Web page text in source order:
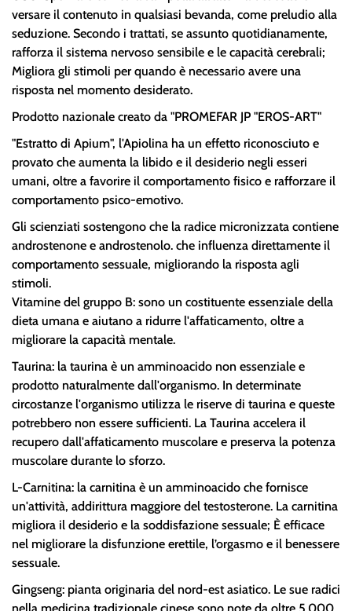
versare il contenuto in qualsiasi bevanda, come preludio alla
seduzione. Secondo i trattati, se assunto quotidianamente,
rafforza il sistema nervoso sensibile e le capacità cerebrali;
Migliora gli stimoli per quando è necessario avere una
risposta nel momento desiderato.
Prodotto nazionale creato da "PROMEFAR JP "EROS-ART"
"Estratto di Apium", l'Apiolina ha un effetto riconosciuto e
provato che aumenta la libido e il desiderio negli esseri
umani, oltre a favorire il comportamento fisico e rafforzare il
comportamento psico-emotivo.
Gli scienziati sostengono che la radice micronizzata contiene
androstenone e androstenolo. che influenza direttamente il
comportamento sessuale, migliorando la risposta agli
stimoli.
Vitamine del gruppo B: sono un costituente essenziale della
dieta umana e aiutano a ridurre l'affaticamento, oltre a
migliorare la capacità mentale.
Taurina: la taurina è un amminoacido non essenziale e
prodotto naturalmente dall'organismo. In determinate
circostanze l'organismo utilizza le riserve di taurina e queste
potrebbero non essere sufficienti. La Taurina accelera il
recupero dall'affaticamento muscolare e preserva la potenza
muscolare durante lo sforzo.
L-Carnitina: la carnitina è un amminoacido che fornisce
un'attività, addirittura maggiore del testosterone. La carnitina
migliora il desiderio e la soddisfazione sessuale; È efficace
nel migliorare la disfunzione erettile, l’orgasmo e il benessere
sessuale.
Gingseng: pianta originaria del nord-est asiatico. Le sue radici